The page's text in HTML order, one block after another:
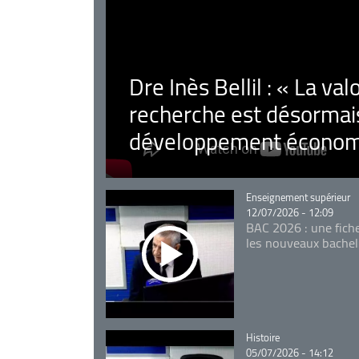
Dre Inès Bellil : « La
recherche est
développement
Catégorie
Enseignement supérieur
12/07/2026 - 12:09
BAC 2026 : une
les nouveaux
Catégorie
Histoire
05/07/2026 - 14:12